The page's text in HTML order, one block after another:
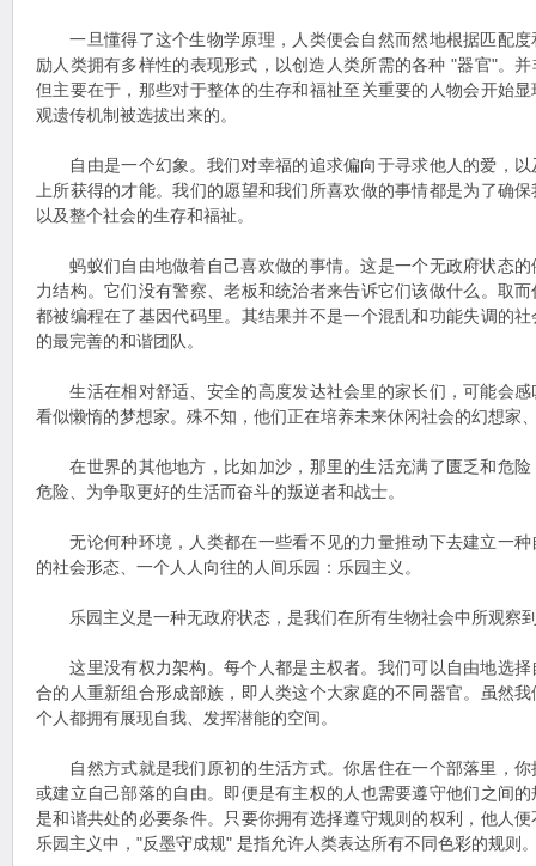
一旦懂得了这个生物学原理，人类便会自然而然地根据匹配度
励人类拥有多样性的表现形式，以创造人类所需的各种 "器官"。
但主要在于，那些对于整体的生存和福祉至关重要的人物会开始
观遗传机制被选拔出来的。
自由是一个幻象。我们对幸福的追求偏向于寻求他人的爱，以
上所获得的才能。我们的愿望和我们所喜欢做的事情都是为了确
以及整个社会的生存和福祉。
蚂蚁们自由地做着自己喜欢做的事情。这是一个无政府状态的
力结构。它们没有警察、老板和统治者来告诉它们该做什么。取
都被编程在了基因代码里。其结果并不是一个混乱和功能失调的
的最完善的和谐团队。
生活在相对舒适、安全的高度发达社会里的家长们，可能会感
看似懒惰的梦想家。殊不知，他们正在培养未来休闲社会的幻想家
在世界的其他地方，比如加沙，那里的生活充满了匮乏和危险
危险、为争取更好的生活而奋斗的叛逆者和战士。
无论何种环境，人类都在一些看不见的力量推动下去建立一种
的社会形态、一个人人向往的人间乐园：乐园主义。
乐园主义是一种无政府状态，是我们在所有生物社会中所观察
这里没有权力架构。每个人都是主权者。我们可以自由地选择
合的人重新组合形成部族，即人类这个大家庭的不同器官。虽然
个人都拥有展现自我、发挥潜能的空间。
自然方式就是我们原初的生活方式。你居住在一个部落里，你
或建立自己部落的自由。即便是有主权的人也需要遵守他们之间
是和谐共处的必要条件。只要你拥有选择遵守规则的权利，他人
乐园主义中，"反墨守成规" 是指允许人类表达所有不同色彩的规则